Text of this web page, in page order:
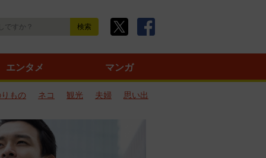
エンタメ マンガ
もの ネコ 観光 夫婦
思い出